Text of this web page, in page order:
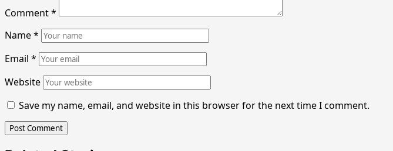
Comment*
Name*
Email *
Website
Save my name, email, and website in this browser for the next time I comment.